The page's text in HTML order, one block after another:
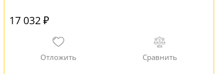
17 032 ₽